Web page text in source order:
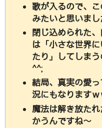
歌が入るので、
みたいと思いまし
閉じ込められた
は「小さな世界
たり」してしま
^^;
結局、真実の愛
況にもなりますｗ
魔法は解き放た
かうんですね〜